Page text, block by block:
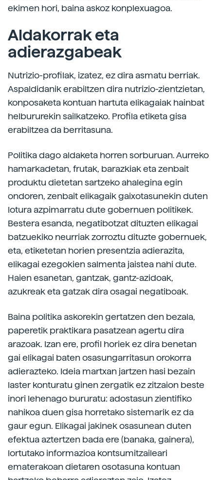
ekimen hori, baina askoz konplexuagoa.
Aldakorrak eta
adierazgabeak
Nutrizio-profilak, izatez, ez dira asmatu berriak.
Aspaldidanik erabiltzen dira nutrizio-zientzietan,
konposaketa kontuan hartuta elikagaiak hainbat
helbururekin sailkatzeko. Profila etiketa gisa
erabiltzea da berritasuna.
Politika dago aldaketa horren sorburuan. Aurreko
hamarkadetan, frutak, barazkiak eta zenbait
produktu dietetan sartzeko ahalegina egin
ondoren, zenbait elikagaik gaixotasunekin duten
lotura azpimarratu dute gobernuen politikek.
Bestera esanda, negatibotzat dituzten elikagai
batzuekiko neurriak zorroztu dituzte gobernuek,
eta, etiketetan horien presentzia adierazita,
elikagai ezegokien salmenta jaistea nahi dute.
Haien esanetan, gantzak, gantz-azidoak,
azukreak eta gatzak dira osagai negatiboak.
Baina politika askorekin gertatzen den bezala,
paperetik praktikara pasatzean agertu dira
arazoak. Izan ere, profil horiek ez dira benetan
gai elikagai baten osasungarritasun orokorra
adierazteko. Ideia martxan jartzen hasi bezain
laster konturatu ginen zergatik ez zitzaion beste
inori lehenago bururatu: adostasun zientifiko
nahikoa duen gisa horretako sistemarik ez da
gaur egun. Elikagai jakinek osasunean duten
efektua aztertzen bada ere (banaka, gainera),
lortutako informazioa kontsumitzaileari
ematerakoan dietaren osotasuna kontuan